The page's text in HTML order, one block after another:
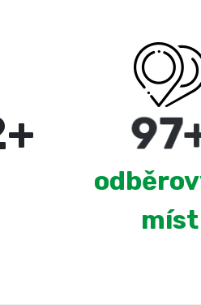
+ 180
míst